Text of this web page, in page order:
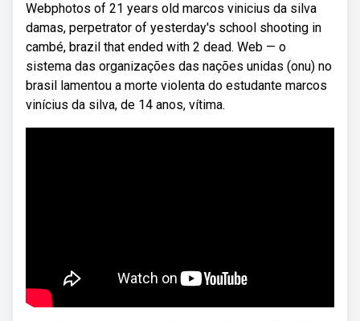
Webphotos of 21 years old marcos vinicius da silva
damas, perpetrator of yesterday's school shooting in
cambé, brazil that ended with 2 dead. Web — o
sistema das organizações das nações unidas (onu) no
brasil lamentou a morte violenta do estudante marcos
vinícius da silva, de 14 anos, vítima.